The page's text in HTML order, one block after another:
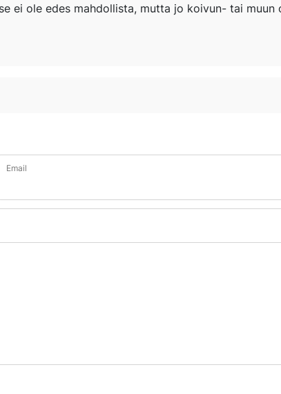
ei ole edes mahdollista, mutta jo koivun- tai
Email